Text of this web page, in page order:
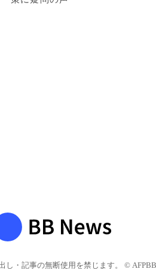
し・記事の無断使用を禁じます。 © AFPBB